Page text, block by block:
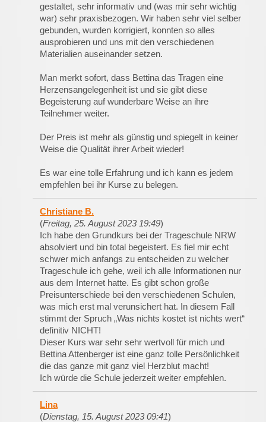
gestaltet, sehr informativ und (was mir sehr wichtig
war) sehr praxisbezogen. Wir haben sehr viel selber
gebunden, wurden korrigiert, konnten so alles
ausprobieren und uns mit den verschiedenen
Materialien auseinander setzen.
Man merkt sofort, dass Bettina das Tragen eine
Herzensangelegenheit ist und sie gibt diese
Begeisterung auf wunderbare Weise an ihre
Teilnehmer weiter.
Der Preis ist mehr als günstig und spiegelt in keiner
Weise die Qualität ihrer Arbeit wieder!
Es war eine tolle Erfahrung und ich kann es jedem
empfehlen bei ihr Kurse zu belegen.
Christiane B.
(Freitag, 25. August 2023 19:49)
Ich habe den Grundkurs bei der Trageschule NRW
absolviert und bin total begeistert. Es fiel mir echt
schwer mich anfangs zu entscheiden zu welcher
Trageschule ich gehe, weil ich alle Informationen nur
aus dem Internet hatte. Es gibt schon große
Preisunterschiede bei den verschiedenen Schulen,
was mich erst mal verunsichert hat. In diesem Fall
stimmt der Spruch „Was nichts kostet ist nichts wert“
definitiv NICHT!
Dieser Kurs war sehr sehr wertvoll für mich und
Bettina Attenberger ist eine ganz tolle Persönlichkeit
die das ganze mit ganz viel Herzblut macht!
Ich würde die Schule jederzeit weiter empfehlen.
Lina
(Dienstag, 15. August 2023 09:41)